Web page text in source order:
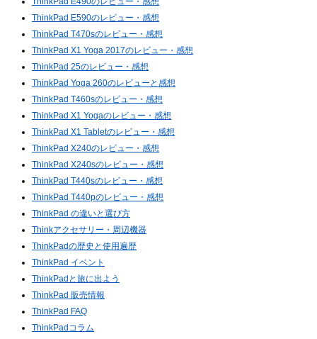
ThinkPad E590のレビュー・感想
ThinkPad T470sのレビュー・感想
ThinkPad X1 Yoga 2017のレビュー・感想
ThinkPad 25のレビュー・感想
ThinkPad Yoga 260のレビューと感想
ThinkPad T460sのレビュー・感想
ThinkPad X1 Yogaのレビュー・感想
ThinkPad X1 Tabletのレビュー・感想
ThinkPad X240のレビュー・感想
ThinkPad X240sのレビュー・感想
ThinkPad T440sのレビュー・感想
ThinkPad T440pのレビュー・感想
ThinkPad の違いと選び方
Thinkアクセサリー・周辺機器
ThinkPadの歴史と使用遍歴
ThinkPad イベント
ThinkPadと旅に出よう
ThinkPad 販売情報
ThinkPad FAQ
ThinkPadコラム